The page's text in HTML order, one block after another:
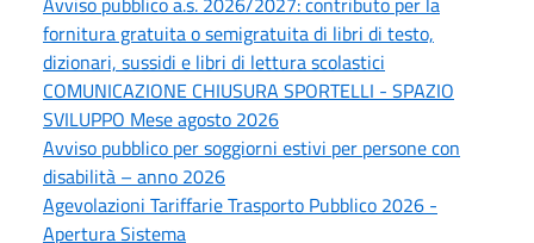
fornitura gratuita o semigratuita di libri di testo,
dizionari, sussidi e libri di lettura scolastici
COMUNICAZIONE CHIUSURA SPORTELLI - SPAZIO
SVILUPPO Mese agosto 2026
Avviso pubblico per soggiorni estivi per persone con
disabilità – anno 2026
Agevolazioni Tariffarie Trasporto Pubblico 2026 -
Apertura Sistema